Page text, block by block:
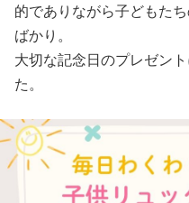
的でありながら子どもた
ばかり。
大切な記念日のプレゼン
た。